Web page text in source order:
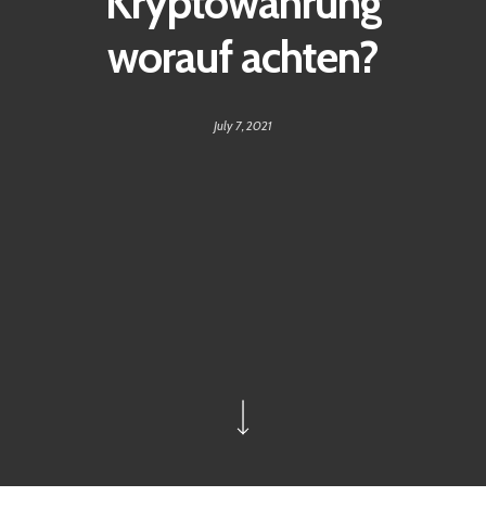
worauf achten?
July 7, 2021